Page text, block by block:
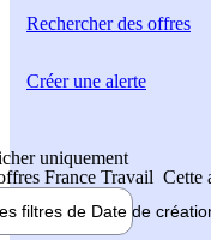
Rechercherdes offres
uniquement
France Travail Cette
filtres de Date de
Créer une alerte